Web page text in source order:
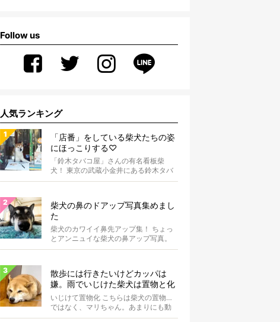
Follow us
人気ランキング
「店番」をしている柴犬たちの姿
にほっこりする♡
「鈴木タバコ屋」さんの有名看板柴
犬！ 東京の武蔵小金井にある鈴木タバ
コ屋さん。その店先には有名な看板柴
柴犬の鼻のドアップ写真集めまし
た
柴犬のカワイイ鼻先アップ集！ ちょっ
とアンニュイな柴犬の鼻アップ写真。
何やら物思いにふけっているようで
散歩には行きたいけどカッパは
嫌。雨でいじけた柴犬は置物と化
してしまうのだった【動画】
いじけて置物化 こちらは柴犬の置物…
ではなく、マリちゃん。あまりにも動
かないので間違えそうになりますが、